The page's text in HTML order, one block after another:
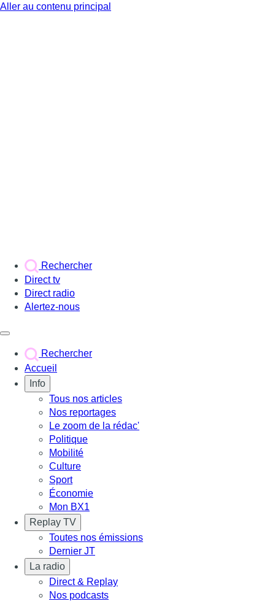
Aller au contenu principal
Rechercher
Direct tv
Direct radio
Alertez-nous
Rechercher
Accueil
Info
Tous nos articles
Nos reportages
Le zoom de la rédac'
Politique
Mobilité
Culture
Sport
Économie
Mon BX1
Replay TV
Toutes nos émissions
Dernier JT
La radio
Direct & Replay
Nos podcasts